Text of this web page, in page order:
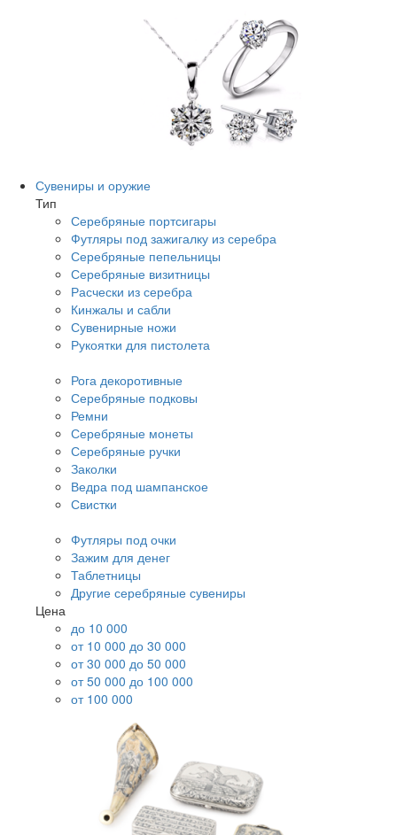
Сувениры и оружие
Тип
Серебряные портсигары
Футляры под зажигалку из серебра
Серебряные пепельницы
Серебряные визитницы
Расчески из серебра
Кинжалы и сабли
Сувенирные ножи
Рукоятки для пистолета
Рога декоротивные
Серебряные подковы
Ремни
Серебряные монеты
Серебряные ручки
Заколки
Ведра под шампанское
Свистки
Футляры под очки
Зажим для денег
Таблетницы
Другие серебряные сувениры
Цена
до 10 000
от 10 000 до 30 000
от 30 000 до 50 000
от 50 000 до 100 000
от 100 000